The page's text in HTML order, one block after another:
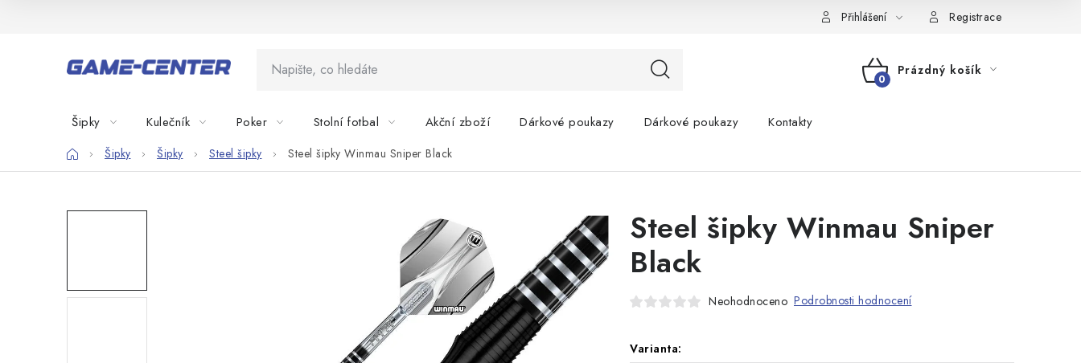
Přihlášení Registrace
NÁKUPNÍ
Prázdný košík
Šipky Kulečník Poker Stolní fotbal Akční zboží Dárkové poukazy Dárkové poukazy Kontakty
DomůŠipky Šipky Steel šipky Steel šipky Winmau Sniper Black
Steel šipky Winmau Sniper
Black
Neohodnoceno Podrobnosti hodnocení
Varianta: